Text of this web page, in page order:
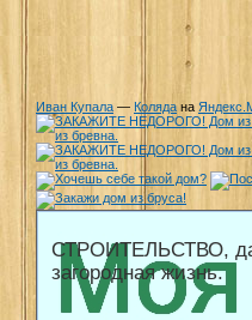
Иван Купала — Коляда на
СТРОИТЕЛЬСТВО,
загородная жизнь.